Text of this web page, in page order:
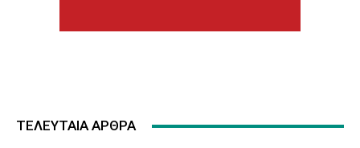
ΤΕΛΕΥΤΑΙΑ ΑΡΘΡΑ